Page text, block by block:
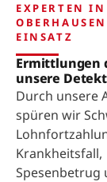
EXPERTEN IN
EINSATZ
Ermittlungen
unsere
Durch unsere
spüren wir
Krankheitsfall,
Spesenbetrug